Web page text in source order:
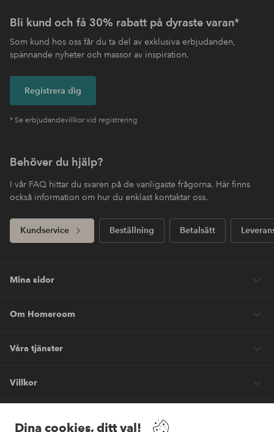
Dina cookies, ditt val!
Bli kund och få 30% rabatt på dyraste varan*
Som kund hos oss får du ta del av exklusiva erbjudanden,
spännande nyheter och massor av inspiration.
Registrera dig
* Se erbjudandevillkor vid registrering
Behöver du hjälp?
I vår FAQ hittar du svaren på de vanligaste frågorna. Här finns
också information om hur du enklast kontaktar oss.
Kundservice Beställning Betalsätt
Mina sidor
Om Homeroom
Våra tjänster
Villkor